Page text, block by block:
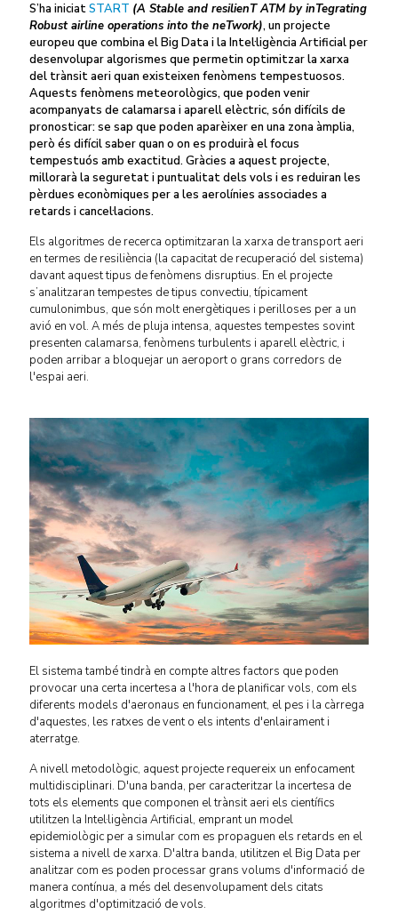
S’ha iniciatSTART (A Stable and resilienT ATM by inTegrating
Robust airline operations into the neTwork), un projecte
europeu que combina el Big Data i la Intel·ligència Artificial per
desenvolupar algorismes que permetin optimitzar la xarxa
del trànsit aeri quan existeixen fenòmens tempestuosos.
Aquests fenòmens meteorològics, que poden venir
acompanyats de calamarsa i aparell elèctric, són difícils de
pronosticar: se sap que poden aparèixer en una zona àmplia,
però és difícil saber quan o on es produirà el focus
tempestuós amb exactitud. Gràcies a aquest projecte,
millorarà la seguretat i puntualitat dels vols i es reduiran les
pèrdues econòmiques per a les aerolínies associades a
retards i cancel·lacions.
Els algoritmes de recerca optimitzaran la xarxa de transport aeri
en termes de resiliència (la capacitat de recuperació del sistema)
davant aquest tipus de fenòmens disruptius. En el projecte
s’analitzaran tempestes de tipus convectiu, típicament
cumulonimbus, que són molt energètiques i perilloses per a un
avió en vol. A més de pluja intensa, aquestes tempestes sovint
presenten calamarsa, fenòmens turbulents i aparell elèctric, i
poden arribar a bloquejar un aeroport o grans corredors de
l'espai aeri.
El sistema també tindrà en compte altres factors que poden
provocar una certa incertesa a l'hora de planificar vols, com els
diferents models d'aeronaus en funcionament, el pes i la càrrega
d'aquestes, les ratxes de vent o els intents d'enlairament i
aterratge.
A nivell metodològic, aquest projecte requereix un enfocament
multidisciplinari. D'una banda, per caracteritzar la incertesa de
tots els elements que componen el trànsit aeri els científics
utilitzen la Intel·ligència Artificial, emprant un model
epidemiològic per a simular com es propaguen els retards en el
sistema a nivell de xarxa. D'altra banda, utilitzen el Big Data per
analitzar com es poden processar grans volums d'informació de
manera contínua, a més del desenvolupament dels citats
algoritmes d'optimització de vols.